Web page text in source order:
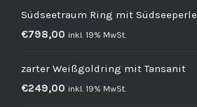
Südseetraum Ring mit Südseeperle
€798,00 inkl. 19% MwSt.
zarter Weißgoldring mit Tansanit
€249,00 inkl. 19% MwSt.